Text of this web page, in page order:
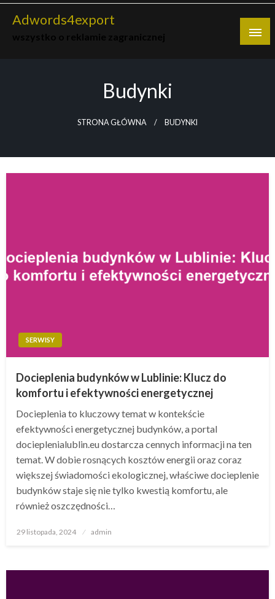
Skip
Adwords4export
Budynki
STRONA GŁÓWNA BUDYNKI
SERWISY
Docieplenia budynków w Lublinie: Klucz do
komfortu i efektywności energetycznej
Docieplenia to kluczowy temat w kontekście
efektywności energetycznej budynków, a portal
docieplenialublin.eu dostarcza cennych informacji na ten
temat. W dobie rosnących kosztów energii oraz coraz
większej świadomości ekologicznej, właściwe docieplenie
budynków staje się nie tylko kwestią komfortu, ale
również oszczędności…
Opublikowane
29 listopada, 2024 admin